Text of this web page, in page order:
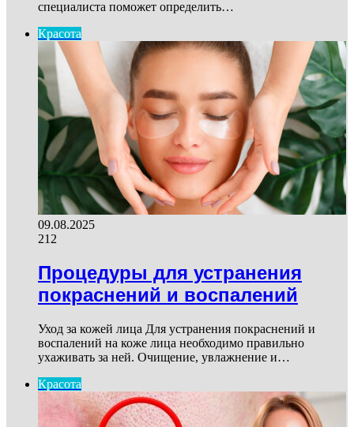
специалиста поможет определить…
Красота
09.08.2025
212
Процедуры для устранения
покраснений и воспалений
Уход за кожей лица Для устранения покраснений и
воспалений на коже лица необходимо правильно
ухаживать за ней. Очищение, увлажнение и…
Красота